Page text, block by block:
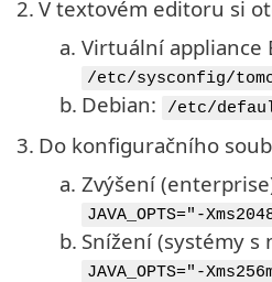
2. V textovém editoru si
a. Virtuální appliance
/etc/sysconfig/
b. Debian: /etc/
3. Do konfiguračního
a. Zvýšení
JAVA_OPTS="-
b. Snížení (systémy s
JAVA_OPTS="-